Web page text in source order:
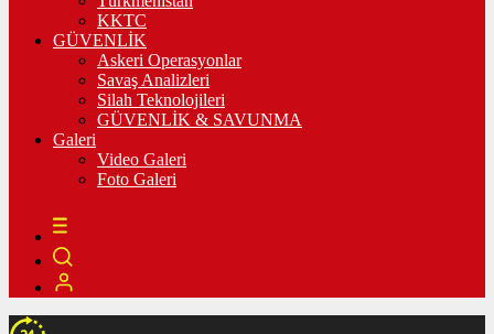
KKTC
GÜVENLİK
Askeri Operasyonlar
Savaş Analizleri
Silah Teknolojileri
GÜVENLİK & SAVUNMA
Galeri
Video Galeri
Foto Galeri